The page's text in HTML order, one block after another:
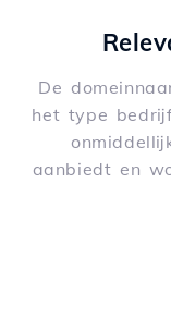
De
het type
aanbiedt en